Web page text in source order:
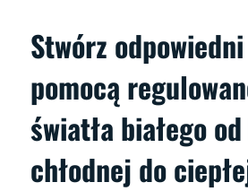
Stwórz
pomocą
światła białego
chłodnej do